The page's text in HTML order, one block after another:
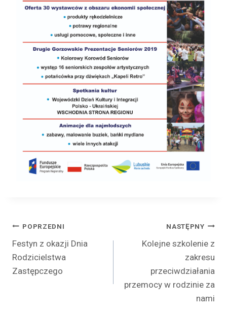
Nawigacja
wpisu
POPRZEDNI
Festyn z okazji Dnia
Rodzicielstwa
Zastępczego
NASTĘPNY
Kolejne szkolenie z
zakresu
przeciwdziałania
przemocy w rodzinie za
nami